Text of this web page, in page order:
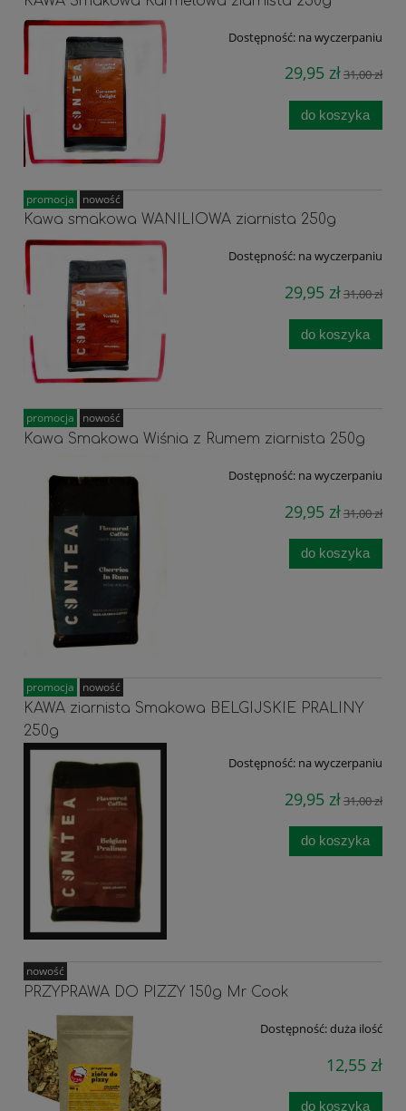
Dostępność: na wyczerpaniu
29,95 zł31,00 zł
do koszyka
Kawa smakowa WANILIOWA ziarnista 250g
Dostępność: na wyczerpaniu
29,95 zł31,00 zł
do koszyka
promocja nowość
Kawa Smakowa Wiśnia z Rumem ziarnista 250g
Dostępność: na wyczerpaniu
29,95 zł31,00 zł
do koszyka
promocja nowość
KAWA ziarnista Smakowa BELGIJSKIE PRALINY
250g
Dostępność: na wyczerpaniu
29,95 zł31,00 zł
do koszyka
promocja nowość
PRZYPRAWA DO PIZZY 150g Mr Cook
Dostępność:duża ilość
12,55 zł
do koszyka
nowość